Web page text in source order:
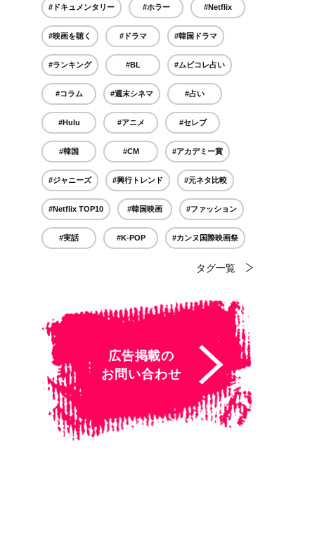
#ドキュメンタリー #ホラー #Netflix
#映画を聴く #ドラマ #韓国ドラマ
#ランキング #BL #ムビコレ占い
#コラム #週末シネマ #占い
#Hulu #アニメ #セレブ
#韓国 #CM #アカデミー賞
#ジャニーズ #興行トレンド #元ネタ比較
#Netflix TOP10 #韓国映画 #ファッション
#実話 #K-POP #カンヌ国際映画祭
タグ一覧
広告掲載の
お問い合わせ